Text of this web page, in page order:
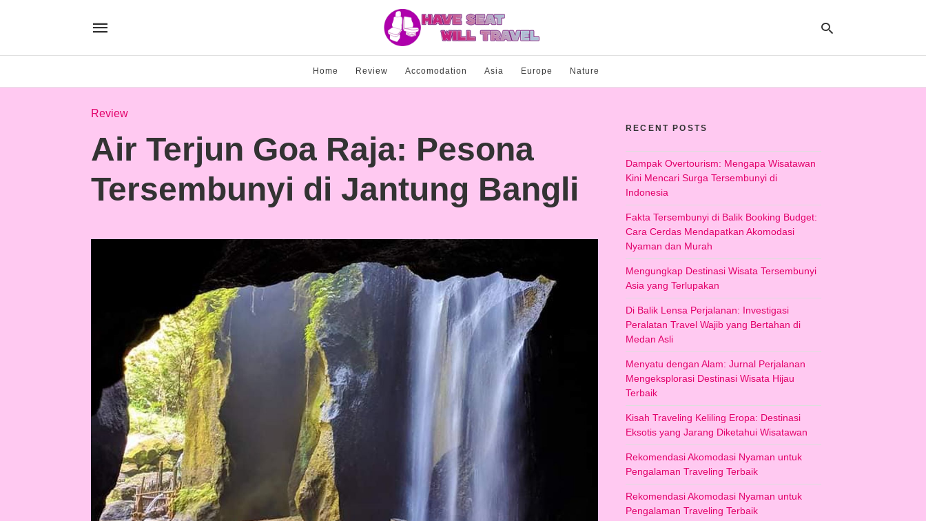
Home Review Accomodation Asia Europe Nature
Review
Air Terjun Goa Raja: Pesona
Tersembunyi di Jantung Bangli
RECENT POSTS
Dampak Overtourism: Mengapa Wisatawan
Kini Mencari Surga Tersembunyi di
Indonesia
Fakta Tersembunyi di Balik Booking Budget:
Cara Cerdas Mendapatkan Akomodasi
Nyaman dan Murah
Mengungkap Destinasi Wisata Tersembunyi
Asia yang Terlupakan
Di Balik Lensa Perjalanan: Investigasi
Peralatan Travel Wajib yang Bertahan di
Medan Asli
Menyatu dengan Alam: Jurnal Perjalanan
Mengeksplorasi Destinasi Wisata Hijau
Terbaik
Kisah Traveling Keliling Eropa: Destinasi
Eksotis yang Jarang Diketahui Wisatawan
Rekomendasi Akomodasi Nyaman untuk
Pengalaman Traveling Terbaik
Rekomendasi Akomodasi Nyaman untuk
Pengalaman Traveling Terbaik